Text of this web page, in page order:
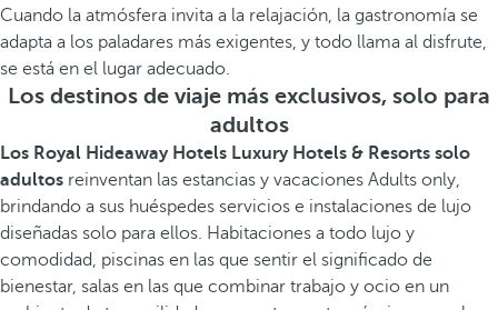
Cuando la atmósfera invita a la relajación, la gastronomía se
adapta a los paladares más exigentes, y todo llama al disfrute,
se está en el lugar adecuado.
Los destinos de viaje más exclusivos, solo para
adultos
Los Royal Hideaway Hotels Luxury Hotels & Resorts solo
adultos reinventan las estancias y vacaciones Adults only,
brindando a sus huéspedes servicios e instalaciones de lujo
diseñadas solo para ellos. Habitaciones a todo lujo y
comodidad, piscinas en las que sentir el significado de
bienestar, salas en las que combinar trabajo y ocio en un